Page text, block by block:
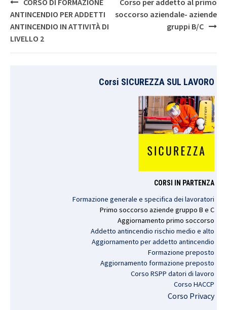
navigation
CORSO DI FORMAZIONE
ANTINCENDIO PER ADDETTI
ANTINCENDIO IN ATTIVITÀ DI
LIVELLO 2
Corso per addetto al primo
soccorso aziendale- aziende
gruppi B/C
Corsi SICUREZZA SUL LAVORO
CORSI IN PARTENZA
Formazione generale e specifica dei lavoratori
Primo soccorso aziende gruppo B e C
Aggiornamento primo soccorso
Addetto antincendio rischio medio e alto
Aggiornamento per addetto antincendio
Formazione preposto
Aggiornamento formazione preposto
Corso RSPP datori di lavoro
Corso HACCP
Corso Privacy